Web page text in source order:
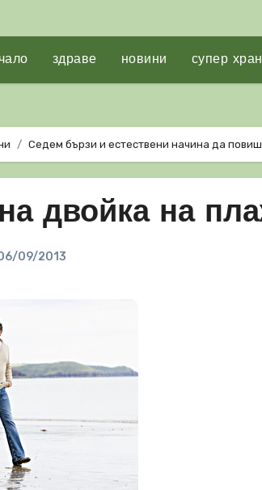
здраве новини супер
Седем бързи и естествени начина да
двойка на
09/2013